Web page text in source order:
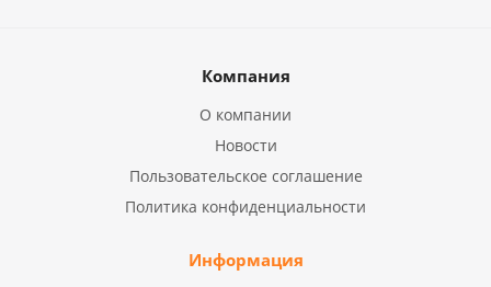
Компания
О компании
Новости
Пользовательское соглашение
Политика конфиденциальности
Информация